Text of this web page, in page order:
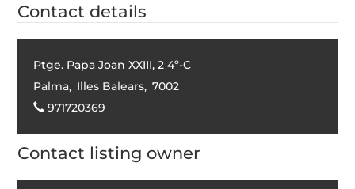
Contact details
Ptge. Papa Joan XXIII, 2 4º-C
Palma, Illes Balears, 7002
971720369
Contact listing owner